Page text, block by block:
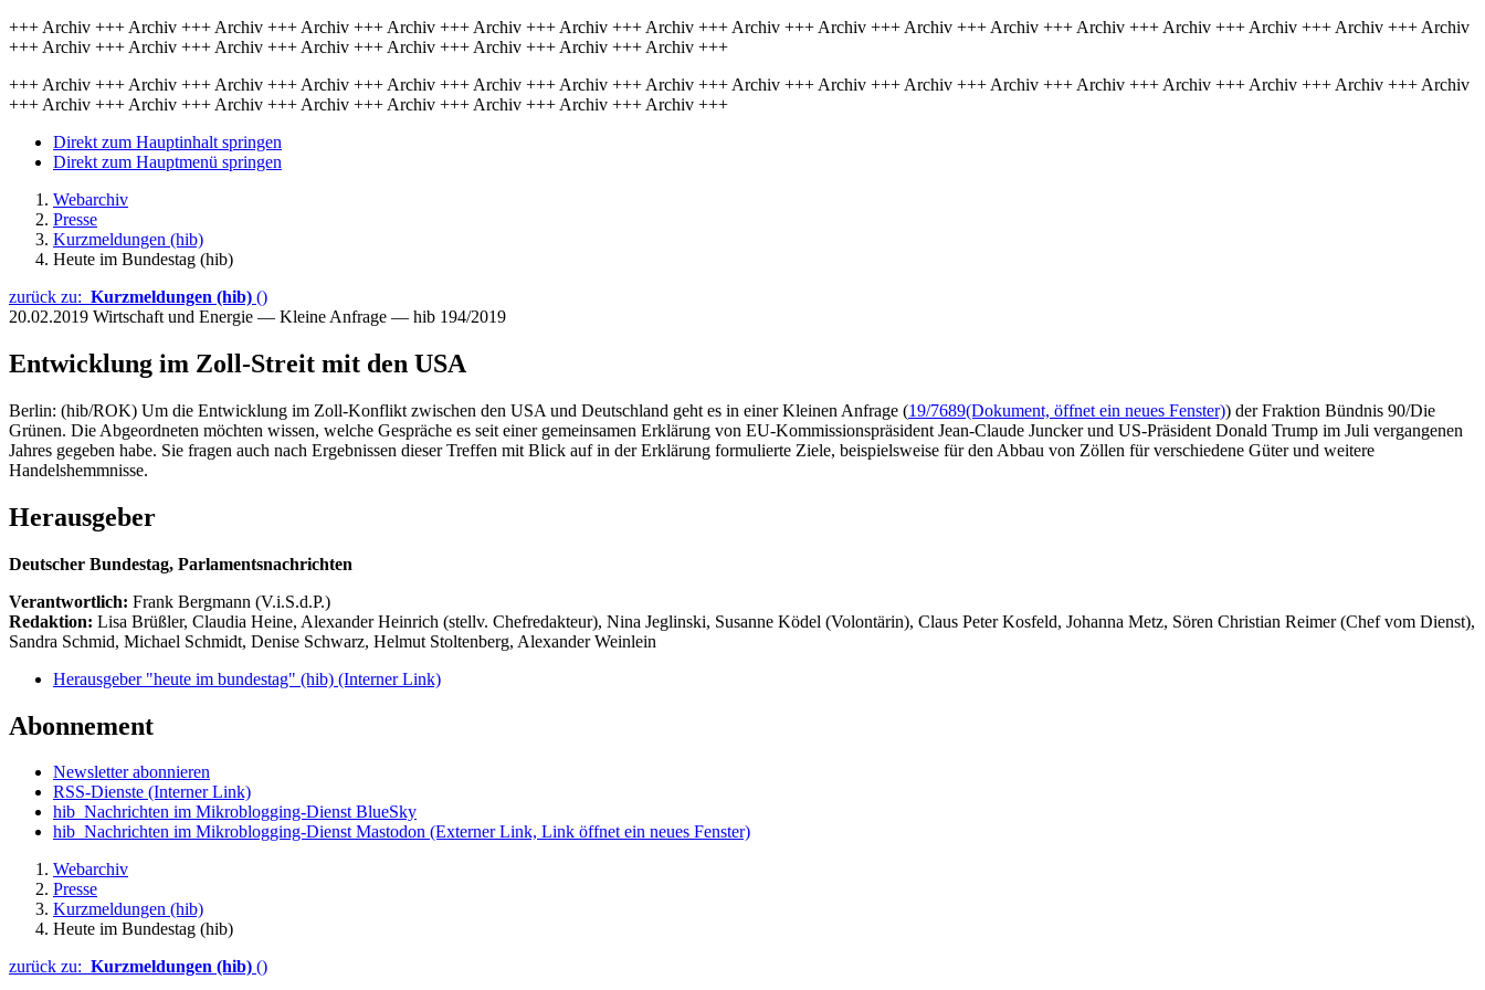
+++ Archiv +++ Archiv +++ Archiv +++ Archiv +++ Archiv +++ Archiv +++ Archiv +++ Archiv +++ Archiv +++ Archiv +++ Archiv +++ Archiv +++ Archiv +++ Archiv +++ Archiv +++ Archiv +++ Archiv
+++ Archiv +++ Archiv +++ Archiv +++ Archiv +++ Archiv +++ Archiv +++ Archiv +++ Archiv +++
+++ Archiv +++ Archiv +++ Archiv +++ Archiv +++ Archiv +++ Archiv +++ Archiv +++ Archiv +++ Archiv +++ Archiv +++ Archiv +++ Archiv +++ Archiv +++ Archiv +++ Archiv +++ Archiv +++ Archiv
+++ Archiv +++ Archiv +++ Archiv +++ Archiv +++ Archiv +++ Archiv +++ Archiv +++ Archiv +++
Direkt zum Hauptinhalt springen
Direkt zum Hauptmenü springen
Webarchiv
Presse
Kurzmeldungen (hib)
Heute im Bundestag (hib)
zurück zu: Kurzmeldungen (hib) ()
20.02.2019 Wirtschaft und Energie — Kleine Anfrage — hib 194/2019
Entwicklung im Zoll-Streit mit den USA
Berlin: (hib/ROK) Um die Entwicklung im Zoll-Konflikt zwischen den USA und Deutschland geht es in einer Kleinen Anfrage (19/7689(Dokument, öffnet ein neues Fenster)) der Fraktion Bündnis 90/Die
Grünen. Die Abgeordneten möchten wissen, welche Gespräche es seit einer gemeinsamen Erklärung von EU-Kommissionspräsident Jean-Claude Juncker und US-Präsident Donald Trump im Juli vergangenen
Jahres gegeben habe. Sie fragen auch nach Ergebnissen dieser Treffen mit Blick auf in der Erklärung formulierte Ziele, beispielsweise für den Abbau von Zöllen für verschiedene Güter und weitere
Handelshemmnisse.
Herausgeber
Deutscher Bundestag, Parlamentsnachrichten
Verantwortlich: Frank Bergmann (V.i.S.d.P.)
Redaktion: Lisa Brüßler, Claudia Heine, Alexander Heinrich (stellv. Chefredakteur), Nina Jeglinski, Susanne Ködel (Volontärin), Claus Peter Kosfeld, Johanna Metz, Sören Christian Reimer (Chef vom Dienst),
Sandra Schmid, Michael Schmidt, Denise Schwarz, Helmut Stoltenberg, Alexander Weinlein
Herausgeber "heute im bundestag" (hib) (Interner Link)
Abonnement
Newsletter abonnieren
RSS-Dienste (Interner Link)
hib_Nachrichten im Mikroblogging-Dienst BlueSky
hib_Nachrichten im Mikroblogging-Dienst Mastodon (Externer Link, Link öffnet ein neues Fenster)
Webarchiv
Presse
Kurzmeldungen (hib)
Heute im Bundestag (hib)
zurück zu: Kurzmeldungen (hib) ()